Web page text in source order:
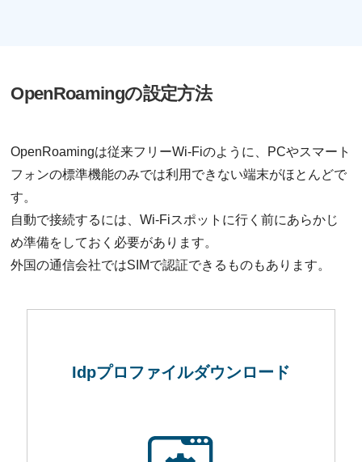
OpenRoamingの設定方法
OpenRoamingは従来フリーWi-Fiのように、PCやスマート
フォンの標準機能のみでは利用できない端末がほとんどで
す。
自動で接続するには、Wi-Fiスポットに行く前にあらかじ
め準備をしておく必要があります。
外国の通信会社ではSIMで認証できるものもあります。
Idpプロファイルダウンロード